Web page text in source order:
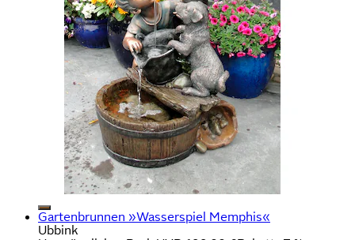
Gartenbrunnen »Wasserspiel Memphis«
Ubbink